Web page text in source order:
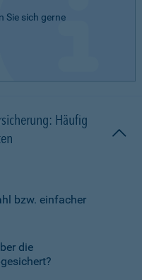
Sie sich gerne
Häufig
bzw. einfacher
die